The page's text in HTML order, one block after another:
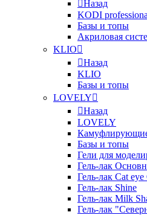
Назад
KODI
Базы и топы
Акриловая
KLIO
Назад
KLIO
Базы и топы
LOVELY
Назад
LOVELY
Базы и топы
Гели для
Гель-лак
Гель-лак Cat
Гель-лак Shine
Гель-лак Milk
Гель-лак